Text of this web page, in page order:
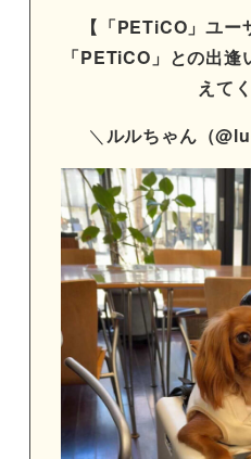
【「PETiCO」ユー
「PETiCO」との出
えて
＼ ルルちゃん（